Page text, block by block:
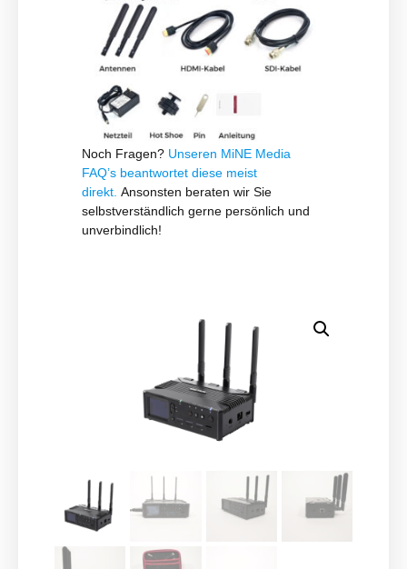
Noch Fragen? Unseren MiNE Media
FAQ’s beantwortet diese meist
direkt. Ansonsten beraten wir Sie
selbstverständlich gerne persönlich und
unverbindlich!